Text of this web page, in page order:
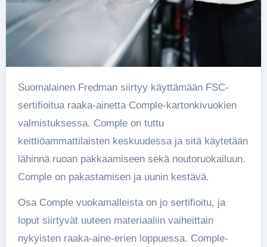
Suomalainen Fredman siirtyy käyttämään FSC-
sertifioitua raaka-ainetta Comple-kartonkivuokien
valmistuksessa. Comple on tuttu
keittiöammattilaisten keskuudessa ja sitä käytetään
lähinnä ruoan pakkaamiseen sekä noutoruokailuun.
Comple on pakastamisen ja uunin kestävä.
Osa Comple vuokamalleista on jo sertifioitu, ja
loput siirtyvät uuteen materiaaliin vaiheittain
nykyisten raaka-aine-erien loppuessa. Comple-